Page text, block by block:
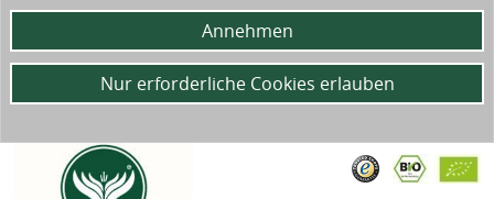
Annehmen
Nur erforderliche Cookies erlauben